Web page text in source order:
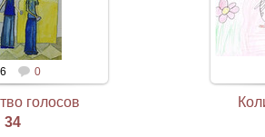
0
голосов
34